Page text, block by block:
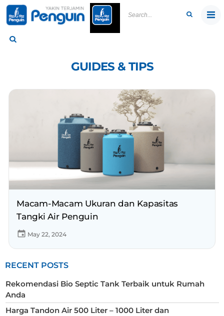
Skip
content
GUIDES & TIPS
Macam-Macam Ukuran dan Kapasitas
Tangki Air Penguin
May 22, 2024
RECENT POSTS
Rekomendasi Bio Septic Tank Terbaik untuk Rumah
Anda
Harga Tandon Air 500 Liter – 1000 Liter dan